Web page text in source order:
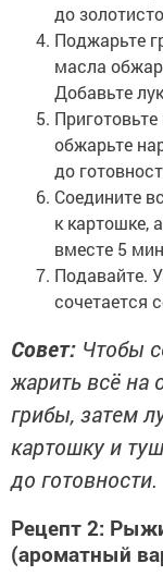
до
Поджарьте
масла
Добавьте
обжарьте
до
Соедините
к картошке,
вместе 5
Подавайте.
сочетается
Совет: Чтобы
жарить всё на
грибы, затем
картошку и
до готовности.
Рецепт 2:
(ароматный